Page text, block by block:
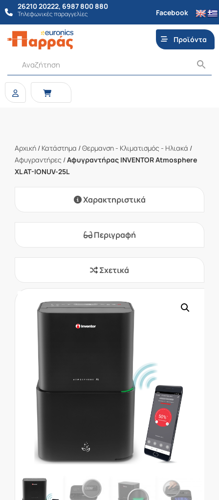
26210 20222, 6987 800 880
Τηλεφωνικές παραγγελίες Facebook
Προϊόντα
Αρχική / Κατάστημα /Θερμανση - Κλιματισμός - Ηλιακά /
Αφυγραντήρες /Αφυγραντήρας INVENTOR Atmosphere
XL AT-IONUV-25L
Χαρακτηριστικά
Περιγραφή
Σχετικά